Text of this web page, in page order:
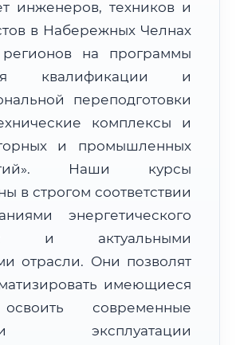
913 км
ФИС ФРДО
документ для увеличения и просмотра
инженеров, техников и
в Набережных Челнах
на программы
квалификации и
переподготовки
комплексы и
и промышленных
Наши курсы
в строгом соответствии
энергетического
и актуальными
отрасли. Они позволят
имеющиеся
современные
эксплуатации